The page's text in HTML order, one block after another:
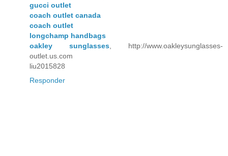
gucci outlet
coach outlet canada
coach outlet
longchamp handbags
oakley sunglasses , http://www.oakleysunglasses-
outlet.us.com
liu2015828
Responder